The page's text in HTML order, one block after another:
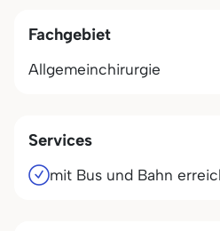
Fachgebiet
Allgemeinchirurgie
Services
mit Bus und Bahn